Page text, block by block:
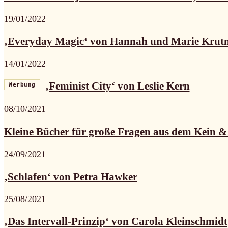
19/01/2022
‚Everyday Magic‘ von Hannah und Marie
14/01/2022
Werbung ‚Feminist City‘ von Leslie Kern
08/10/2021
Kleine Bücher für große Fragen aus dem Kein
24/09/2021
‚Schlafen‘ von Petra Hawker
25/08/2021
‚Das Intervall-Prinzip‘ von Carola Kleinschmidt